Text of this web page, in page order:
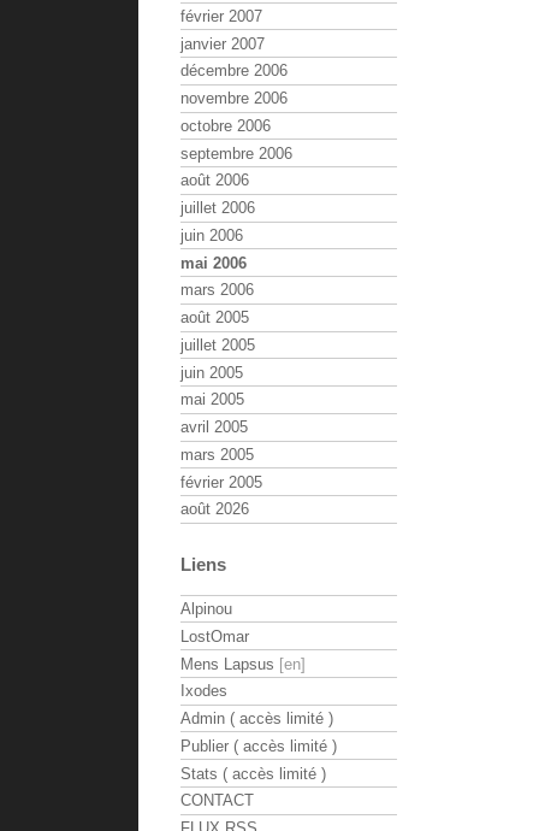
février 2007
janvier 2007
décembre 2006
novembre 2006
octobre 2006
septembre 2006
août 2006
juillet 2006
juin 2006
mai 2006
mars 2006
août 2005
juillet 2005
juin 2005
mai 2005
avril 2005
mars 2005
février 2005
août 2026
Liens
Alpinou
LostOmar
Mens Lapsus
Ixodes
Admin ( accès limité )
Publier ( accès limité )
Stats ( accès limité )
CONTACT